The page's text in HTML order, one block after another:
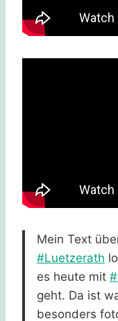
Mein Text
#Luetzerath
es heute mit
geht. Da ist
besonders